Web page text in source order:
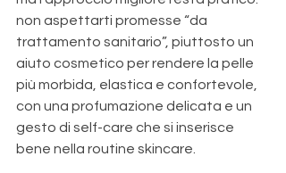
non aspettarti promesse “da
trattamento sanitario”, piuttosto un
aiuto cosmetico per rendere la pelle
più morbida, elastica e confortevole,
con una profumazione delicata e un
gesto di self-care che si inserisce
bene nella routine skincare.